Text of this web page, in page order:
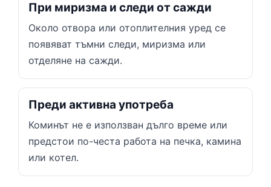
При миризма и следи от сажди
Около отвора или отоплителния уред се
появяват тъмни следи, миризма или
отделяне на сажди.
Преди активна употреба
Коминът не е използван дълго време или
предстои по-честа работа на печка, камина
или котел.